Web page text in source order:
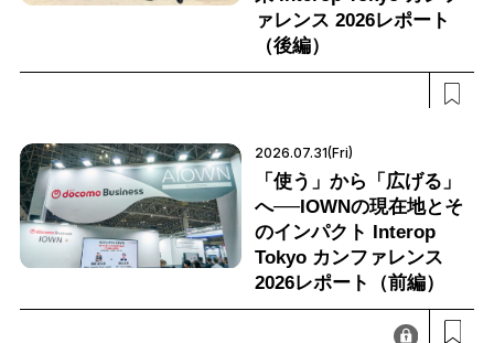
ァレンス 2026レポート
（後編）
2026.07.31(Fri)
「使う」から「広げる」
へ──IOWNの現在地とそ
のインパクト Interop
Tokyo カンファレンス
2026レポート（前編）